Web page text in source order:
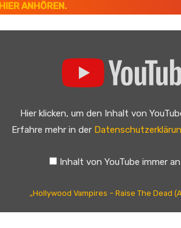
HIER ANHÖREN.
Hier klicken, um den Inhalt von
Erfahre mehr in der
Inhalt von YouTube immer
„Hollywood Vampires – Raise The Dead